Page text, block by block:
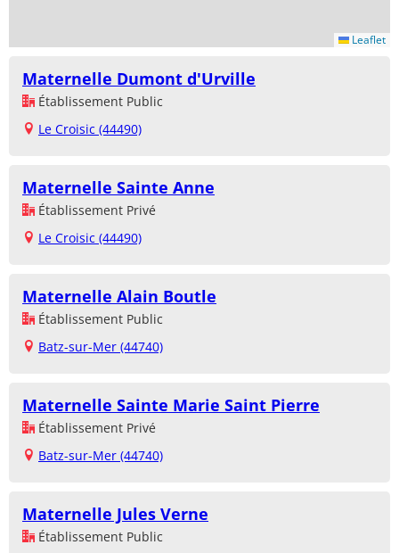
Leaflet
Maternelle Dumont d'Urville
Établissement Public
Le Croisic (44490)
Maternelle Sainte Anne
Établissement Privé
Le Croisic (44490)
Maternelle Alain Boutle
Établissement Public
Batz-sur-Mer (44740)
Maternelle Sainte Marie Saint Pierre
Établissement Privé
Batz-sur-Mer (44740)
Maternelle Jules Verne
Établissement Public